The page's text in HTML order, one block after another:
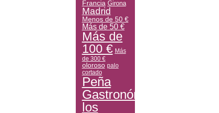
Francia Girona
Madrid
Menos de 50 €
Más de 50 €
Más de
100 € Más
de 300 €
oloroso palo
cortado
Peña
Gastronómica
los